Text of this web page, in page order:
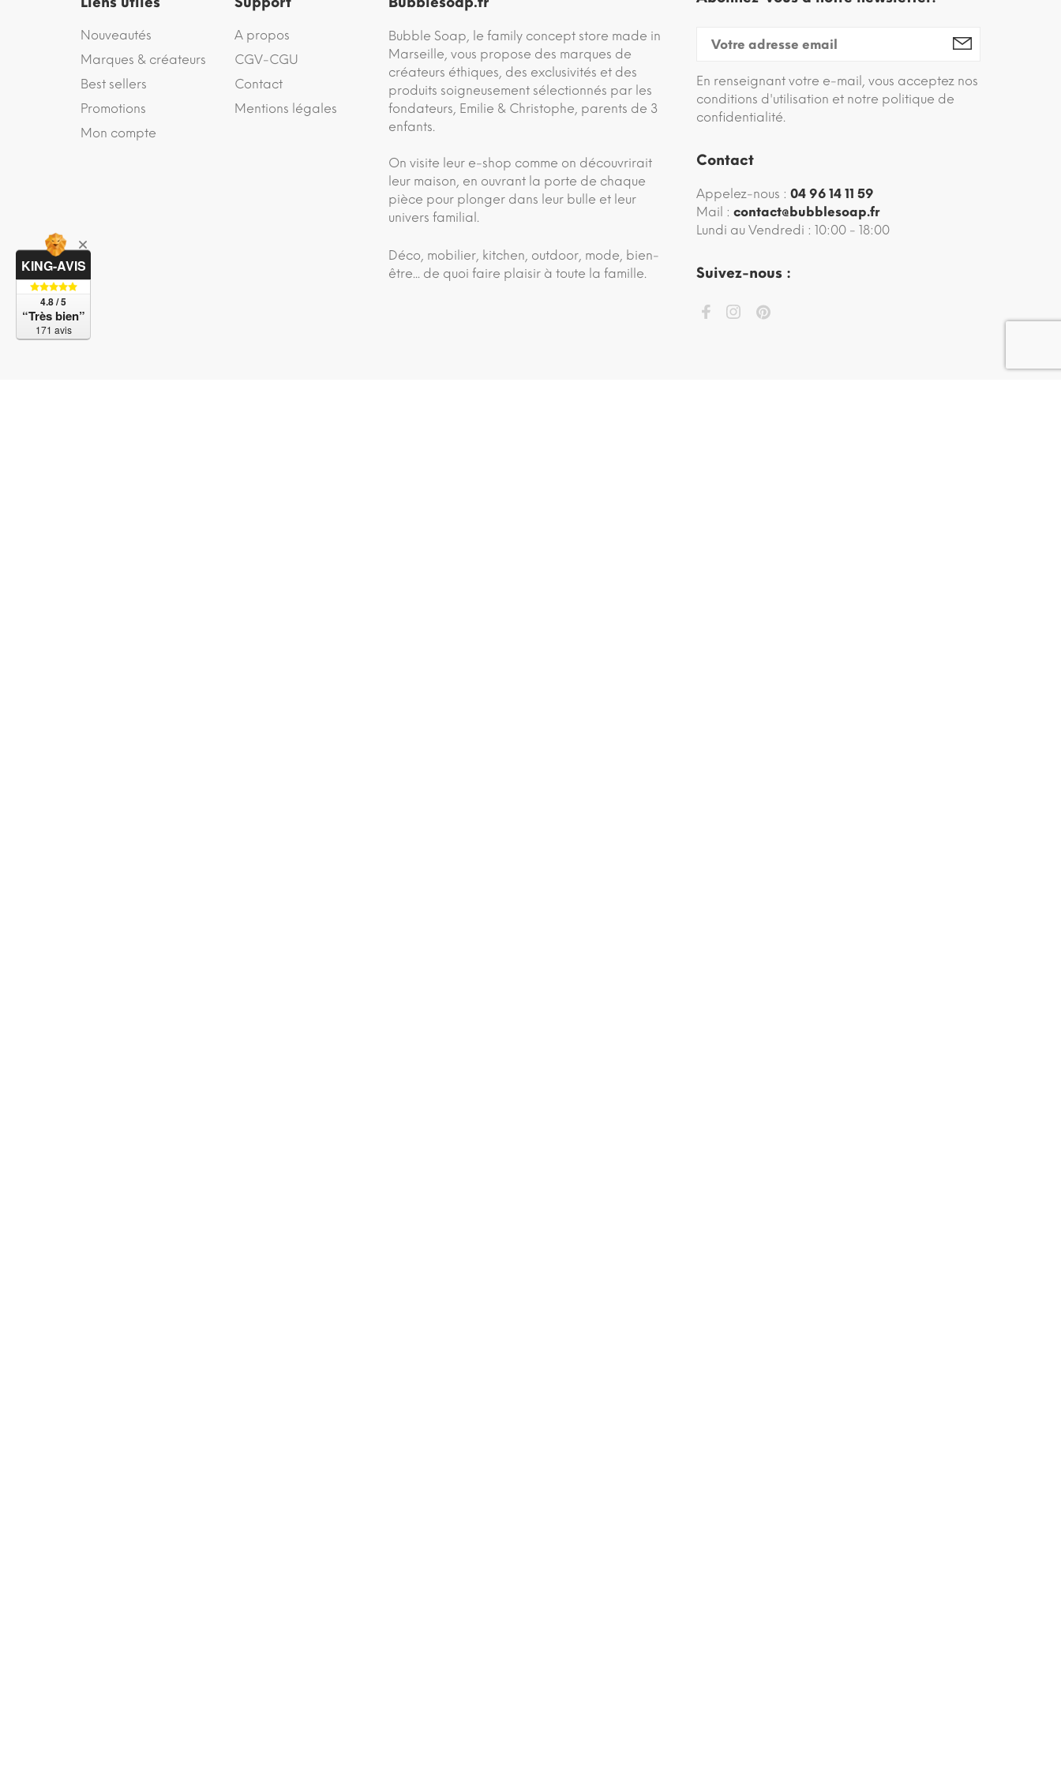
Nouveautés
Marques & créateurs
Best sellers
Promotions
Mon compte
A propos
CGV-CGU
Contact
Mentions légales
Bubble Soap, le family concept store made in
Marseille, vous propose des marques de
créateurs éthiques, des exclusivités et des
produits soigneusement sélectionnés par les
fondateurs, Emilie & Christophe, parents de 3
enfants.
On visite leur e-shop comme on découvrirait
leur maison, en ouvrant la porte de chaque
pièce pour plonger dans leur bulle et leur
univers familial.
Déco, mobilier, kitchen, outdoor, mode, bien-
être... de quoi faire plaisir à toute la famille.
En renseignant votre e-mail, vous acceptez nos
conditions d'utilisation et notre politique de
confidentialité.
Contact
Appelez-nous : 04 96 14 11 59
Mail : contact@bubblesoap.fr
Lundi au Vendredi : 10:00 - 18:00
Suivez-nous :
KING-AVIS
4.8 / 5
“Très bien”
171 avis